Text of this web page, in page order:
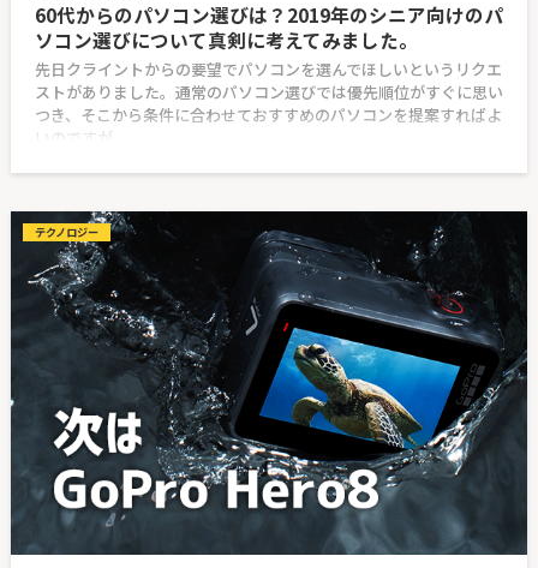
60代からのパソコン選びは？2019年のシニア向けのパ
ソコン選びについて真剣に考えてみました。
先日クライントからの要望でパソコンを選んでほしいというリクエ
ストがありました。通常のパソコン選びでは優先順位がすぐに思い
つき、そこから条件に合わせておすすめのパソコンを提案すればよ
いのですが、
テクノロジー